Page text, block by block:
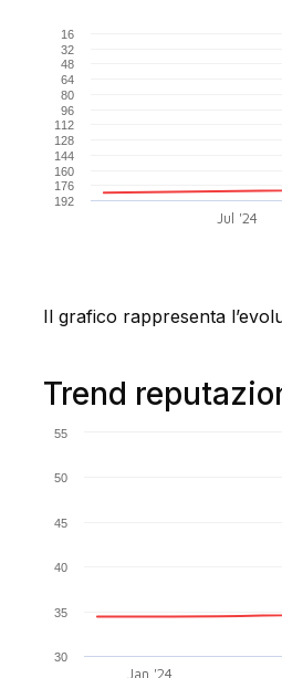
Jul '24
16
32
48
64
80
96
112
128
144
160
176
192
Il grafico rappresenta
Trend
Jan '24
30
35
40
45
50
55